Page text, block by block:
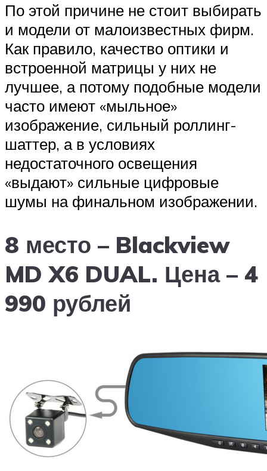
По этой причине не стоит выбирать
и модели от малоизвестных фирм.
Как правило, качество оптики и
встроенной матрицы у них не
лучшее, а потому подобные модели
часто имеют «мыльное»
изображение, сильный роллинг-
шаттер, а в условиях
недостаточного освещения
«выдают» сильные цифровые
шумы на финальном изображении.
8 место – Blackview
MD X6 DUAL. Цена – 4
990 рублей